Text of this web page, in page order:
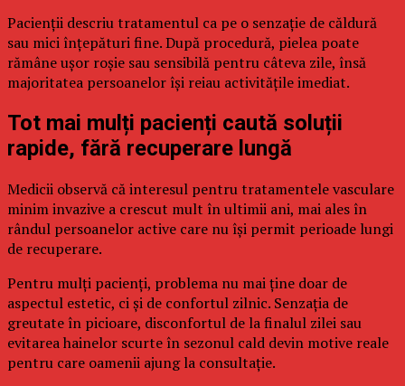
Pacienții descriu tratamentul ca pe o senzație de căldură
sau mici înțepături fine. După procedură, pielea poate
rămâne ușor roșie sau sensibilă pentru câteva zile, însă
majoritatea persoanelor își reiau activitățile imediat.
Tot mai mulți pacienți caută soluții
rapide, fără recuperare lungă
Medicii observă că interesul pentru tratamentele vasculare
minim invazive a crescut mult în ultimii ani, mai ales în
rândul persoanelor active care nu își permit perioade lungi
de recuperare.
Pentru mulți pacienți, problema nu mai ține doar de
aspectul estetic, ci și de confortul zilnic. Senzația de
greutate în picioare, disconfortul de la finalul zilei sau
evitarea hainelor scurte în sezonul cald devin motive reale
pentru care oamenii ajung la consultație.